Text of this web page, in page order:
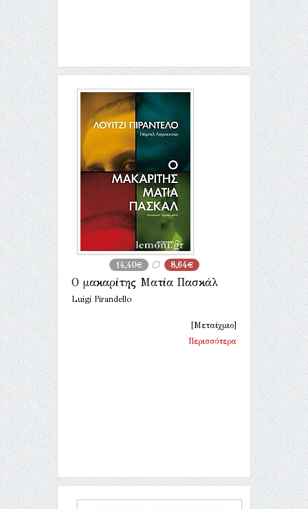
14,40€ 8,64€
Ο μακαρίτης Ματία Πασκάλ
Luigi Pirandello
[Μεταίχμιο]
Περισσότερα